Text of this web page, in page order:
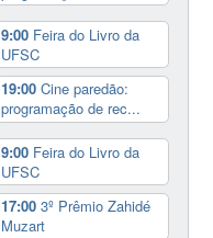
9:00 Feira do Livro da
UFSC
19:00Cine paredão:
programação de rec...
9:00 Feira do Livro da
UFSC
17:003º Prêmio Zahidé
Muzart